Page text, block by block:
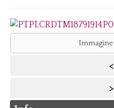
Consultazione
Immagini digitali
Immagine
<
>